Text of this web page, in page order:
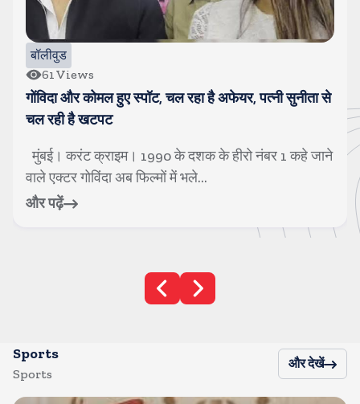
है अफेयर, पत्नी सुनीता से
के हीरो नंबर 1 कहे जाने
सलमान खान के घर के बाहर
मुंबई। करंट क्राइम। बॉलीवुड
सुरक्षा में तैनात एक पुलिसकर्मी की
Sports
Sports
और देखें